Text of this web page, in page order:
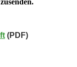
zusenden.
(PDF)